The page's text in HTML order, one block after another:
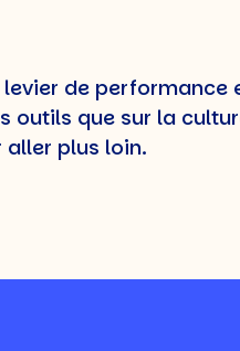
de
outils que sur la
aller plus loin.